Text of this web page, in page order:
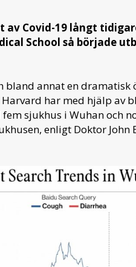
Covid-19 långt
School så började
bland annat en
har med hjälp av
sjukhus i Wuhan och
enligt Doktor John